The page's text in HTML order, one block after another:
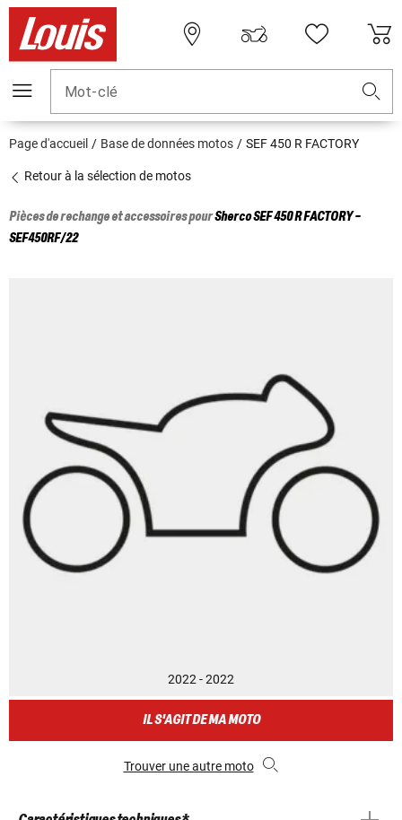
Mot-clé
Page d'accueil Base de données motos SEF 450 R FACTORY
Retour à la sélection de motos
Pièces de rechange et accessoires pourShercoSEF 450 R FACTORY -
SEF450RF/22
2022 - 2022
IL S'AGIT DE MA MOTO
Trouver une autre moto